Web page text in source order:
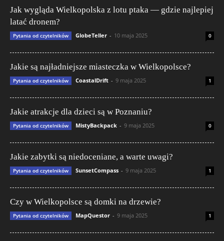
Jak wygląda Wielkopolska z lotu ptaka — gdzie najlepiej
latać dronem?
Pytania od czytelników GlobeTeller - 10 maja 2025 0
Jakie są najładniejsze miasteczka w Wielkopolsce?
Pytania od czytelników CoastalDrift - 9 maja 2025 1
Jakie atrakcje dla dzieci są w Poznaniu?
Pytania od czytelników MistyBackpack - 9 maja 2025 0
Jakie zabytki są niedoceniane, a warte uwagi?
Pytania od czytelników SunsetCompass - 9 maja 2025 1
Czy w Wielkopolsce są domki na drzewie?
Pytania od czytelników MapQuestor - 9 maja 2025 1